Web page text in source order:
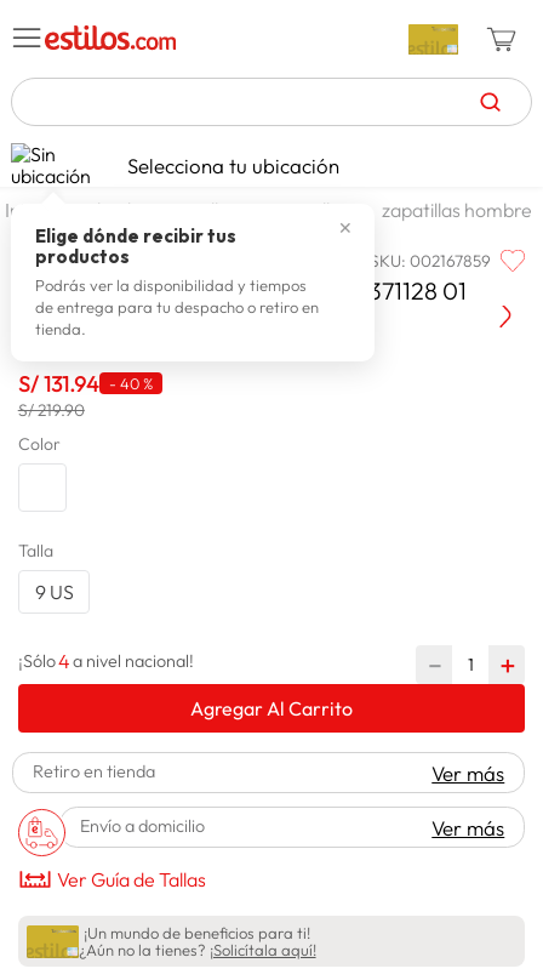
TÉRMINOS MÁS BUSCADOS
1. zapatillas mujer
2. celulares
3. zapatillas hombre
4. moda
6. tv
7.
10. lavadora
Selecciona tu ubicación
✕
Elige dónde recibir tus
productos
Podrás ver la disponibilidad y tiempos
de entrega para tu despacho o retiro en
tienda.
calzado y zapatillas zapatillas zapatillas hombre
PUMA SKU:002167859
Zapatilla Puma Zap Anzarun Lite 371128 01
S/131.94 - 40 %
S/ 219.90
Color
Talla
9 US
¡Sólo4a nivel nacional! ＋
－
Agregar Al Carrito
Retiro en tienda Ver más
Envío a domicilio Ver más
Ver Guía de Tallas
¡Un mundo de beneficios para ti!
¿Aún no la tienes? ¡Solicítala aquí!